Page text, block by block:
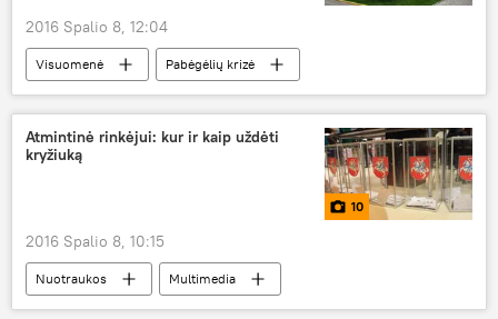
2016 Spalio 8, 12:04
Visuomenė Pabėgėlių krizė
Atmintinė rinkėjui: kur ir kaip uždėti
kryžiuką
10
2016 Spalio 8, 10:15
Nuotraukos
Multimedia
Permainų kupinas ruduo: Seimo rinkimai — 2016